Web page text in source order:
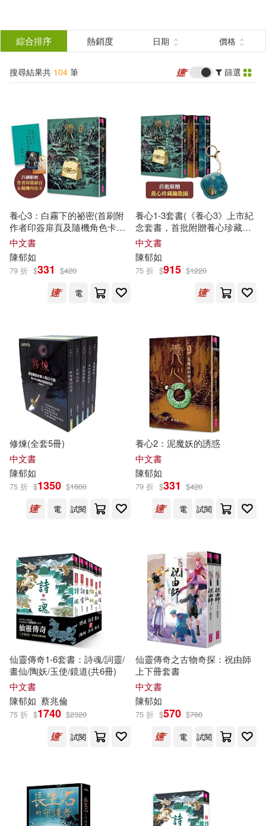
結
選
分類 (單選)
所有商品(104) 圖書(64)
電子書(28) 有聲書(12)
展開
作者 (可複選)
陳郁如(83) 王宇清(7)
林哲璋(6) 傅林統(4)
冷言(4) 寵物先生(4)
廖炳焜(4)
李鼎(4) 林世仁(4)
王家珍(4)
管家琪(4) 蔡宜容(4)
許書寧(4) 許榮哲(4)
跳舞鯨魚(4) 郭瀞婷(4)
鄭宗弦(4)
子魚(3) 岑澎維(3)
施養慧(3)
林玫伶(3) 桂文亞(3)
洪淑苓(3) 王春子(3)
石麗蓉(3) 鄒敦怜(3)
陳木城(3)
展開
出版社 (可複選)
親子天下(47) 小兵(15)
小麥田(11) 字畝文化(4)
小魯文化(4) 聚光文創(4)
麥田(3) 常常生活文創(2)
上海社會科學院出版社(1)
中國少年兒童出版社(1)
五南(1) 交通部運輸研究所(1)
八方(1)
屏東縣政府客家事務處(1)
新北市政府政風處(1)
時報出版(1)
秋雨文化(1)
配送方式 (可複選)
可海外宅配(64)
可港澳店取(55)
可新加坡店取(62)
可菲律賓店取(62)
電子書 (可複選)
適合平板閱讀(3)
綜合排序 熱銷度 日期 價格
搜尋結果共 104 筆 篩選
養心3：白霧下的祕密(首刷附
作者印簽扉頁及隨機角色卡，
共兩款)
中文書
陳郁如
79 折 $331 $420
電
養心1-3套書(《養心3》上市紀
念套書，首批附贈養心珍藏鑰
匙圈)
中文書
陳郁如
75 折 $915 $1220
修煉(全套5冊)
中文書
陳郁如
75 折 $1350 $1800
電
試閱
養心2：泥魔妖的誘惑
中文書
陳郁如
79 折 $331 $420
電
試閱
仙靈傳奇1-6套書：詩魂/詞靈/
畫仙/陶妖/玉使/鏡道(共6冊)
中文書
陳郁如 蔡兆倫
75 折 $1740 $2320
試閱
仙靈傳奇之古物奇探：祝由師
上下冊套書
中文書
陳郁如
75 折 $570 $760
電
試閱